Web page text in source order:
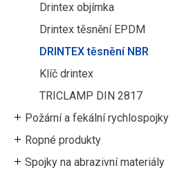
Drintex objímka
Drintex těsnění EPDM
DRINTEX těsnění NBR
Klíč drintex
TRICLAMP DIN 2817
Požární a fekální rychlospojky
Ropné produkty
Spojky na abrazivní materiály